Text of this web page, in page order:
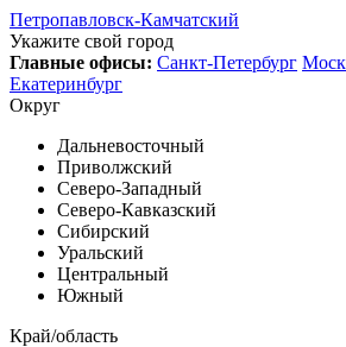
Петропавловск-Камчатский
Укажите свой город
Главные офисы: Санкт-Петербург
Екатеринбург
Округ
Дальневосточный
Приволжский
Северо-Западный
Северо-Кавказский
Сибирский
Уральский
Центральный
Южный
Край/область